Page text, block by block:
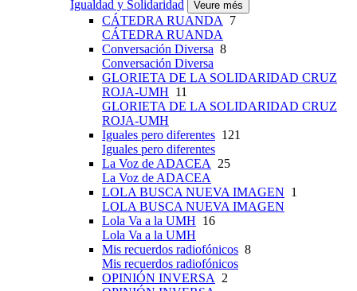
Igualdad y Solidaridad
Veure més
CÁTEDRA RUANDA
7
CÁTEDRA RUANDA
Conversación Diversa 8
Conversación Diversa
GLORIETA DE LA SOLIDARIDAD CRUZ
ROJA-UMH 11
GLORIETA DE LA SOLIDARIDAD CRUZ
ROJA-UMH
Iguales pero diferentes 121
Iguales pero diferentes
La Voz de ADACEA
25
La Voz de ADACEA
LOLA BUSCA NUEVA IMAGEN 1
LOLA BUSCA NUEVA IMAGEN
Lola Va a la UMH 16
Lola Va a la UMH
Mis recuerdos radiofónicos 8
Mis recuerdos radiofónicos
OPINIÓN INVERSA
2